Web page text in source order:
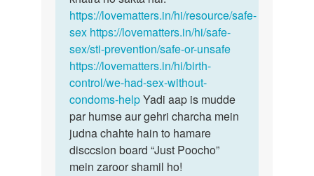
k
sath…
by
Lucky
https://lovematters.in/hi/resource/safe-
sex https://lovematters.in/hi/safe-
sex/sti-prevention/safe-or-unsafe
https://lovematters.in/hi/birth-
control/we-had-sex-without-
condoms-helpYadi aap is mudde
par humse aur gehri charcha mein
judna chahte hain to hamare
disccsion board “Just Poocho”
mein zaroor shamil ho!